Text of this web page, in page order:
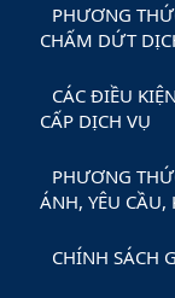
PHƯƠNG
CHẤM DỨT
CÁC ĐIỀU
CẤP DỊCH VỤ
PHƯƠNG
ÁNH, YÊU CẦU,
CHÍNH SÁCH